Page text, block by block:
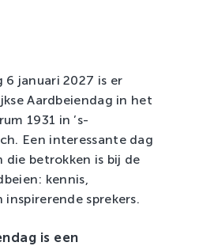
6 januari 2027 is er
Aardbeiendag in het
1931 in ’s-
Een interessante dag
die betrokken is bij de
kennis,
inspirerende sprekers.
is een